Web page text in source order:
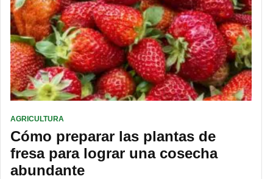
AGRICULTURA
Cómo preparar las plantas de
fresa para lograr una cosecha
abundante